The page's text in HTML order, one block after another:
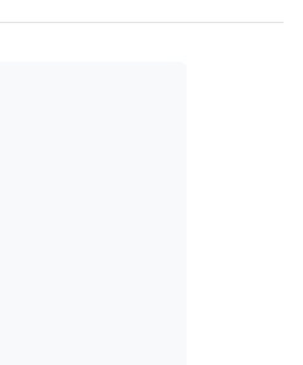
A Constituição Federal de